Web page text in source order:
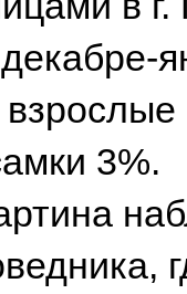
3%.